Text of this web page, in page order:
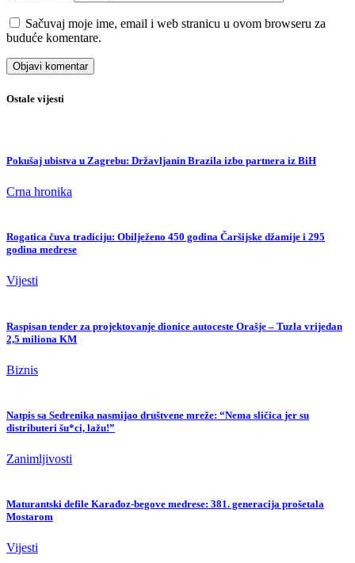
Sačuvaj moje ime, email i web stranicu u ovom browseru za
buduće komentare.
Ostale vijesti
Pokušaj ubistva u Zagrebu: Državljanin Brazila izbo partnera iz BiH
Crna hronika
Rogatica čuva tradiciju: Obilježeno 450 godina Čaršijske džamije i 295
godina medrese
Vijesti
Raspisan tender za projektovanje dionice autoceste Orašje – Tuzla vrijedan
2,5 miliona KM
Biznis
Natpis sa Sedrenika nasmijao društvene mreže: “Nema sličica jer su
distributeri šu*ci, lažu!”
Zanimljivosti
Maturantski defile Karađoz-begove medrese: 381. generacija prošetala
Mostarom
Vijesti